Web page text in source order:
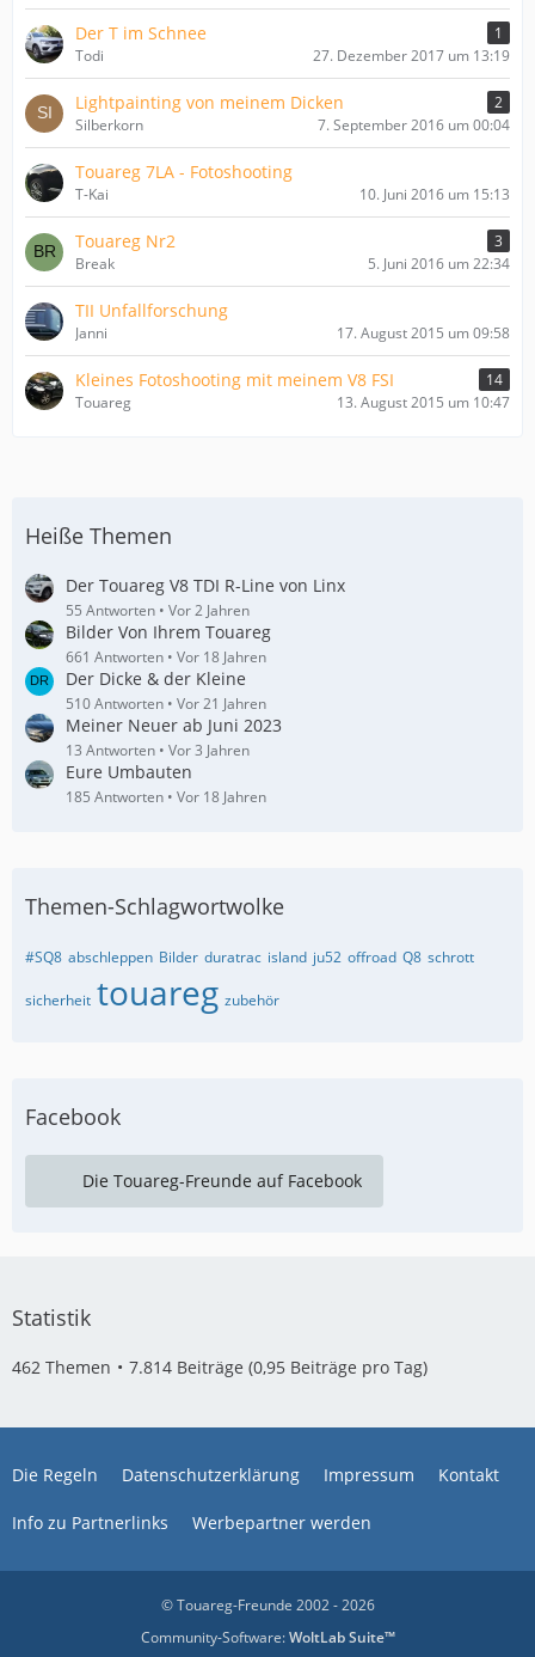
Der T im Schnee
1
Todi
27. Dezember 2017 um 13:19
Lightpainting von meinem Dicken
2
Silberkorn
7. September 2016 um 00:04
Touareg 7LA - Fotoshooting
T-Kai 10. Juni 2016 um 15:13
Touareg Nr2
3
Break
5. Juni 2016 um 22:34
TII Unfallforschung
Janni 17. August 2015 um 09:58
Kleines Fotoshooting mit meinem V8 FSI
14
Touareg
13. August 2015 um 10:47
Heiße Themen
Der Touareg V8 TDI R-Line von Linx
55 Antworten Vor 2 Jahren
Bilder Von Ihrem Touareg
661 Antworten Vor 18 Jahren
Der Dicke & der Kleine
510 Antworten Vor 21 Jahren
Meiner Neuer ab Juni 2023
13 Antworten Vor 3 Jahren
Eure Umbauten
185 Antworten Vor 18 Jahren
Themen-Schlagwortwolke
#SQ8 abschleppen Bilder duratrac island ju52 offroad Q8 schrott
sicherheit touareg zubehör
Facebook
Die Touareg-Freunde auf Facebook
Statistik
462 Themen 7.814 Beiträge (0,95 Beiträge pro Tag)
Die Regeln Datenschutzerklärung Impressum Kontakt
Info zu Partnerlinks Werbepartner werden
© Touareg-Freunde 2002 - 2026
Community-Software:WoltLab Suite™